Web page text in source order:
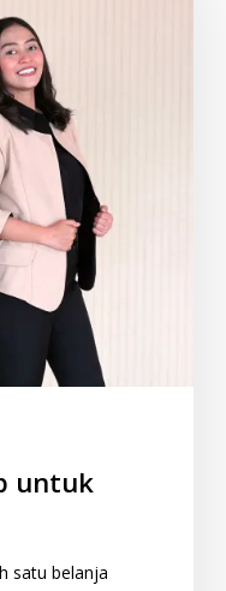
untuk
satu belanja